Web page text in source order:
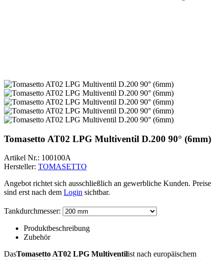
Tomasetto AT02 LPG Multiventil D.200 90° (6mm)
Artikel Nr.: 100100A
Hersteller: TOMASETTO
Angebot richtet sich ausschließlich an gewerbliche Kunden. Preise
sind erst nach dem Login sichtbar.
Tankdurchmesser:
Produktbeschreibung
Zubehör
DasTomasetto AT02 LPG Multiventilist nach europäischem